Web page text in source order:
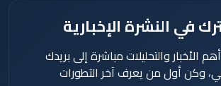
في النشرة الإخبارية
الأخبار والتحليلات مباشرة إلى بريدك
وكن أول من يعرف آخر التطورات